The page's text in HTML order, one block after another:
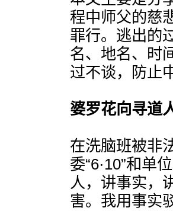
程中师父的慈
罪行。逃出的
名、地名、时
过不谈，防止
婆罗花向寻道
在洗脑班被非
委“6·10”和单
人，讲事实，
害。我用事实